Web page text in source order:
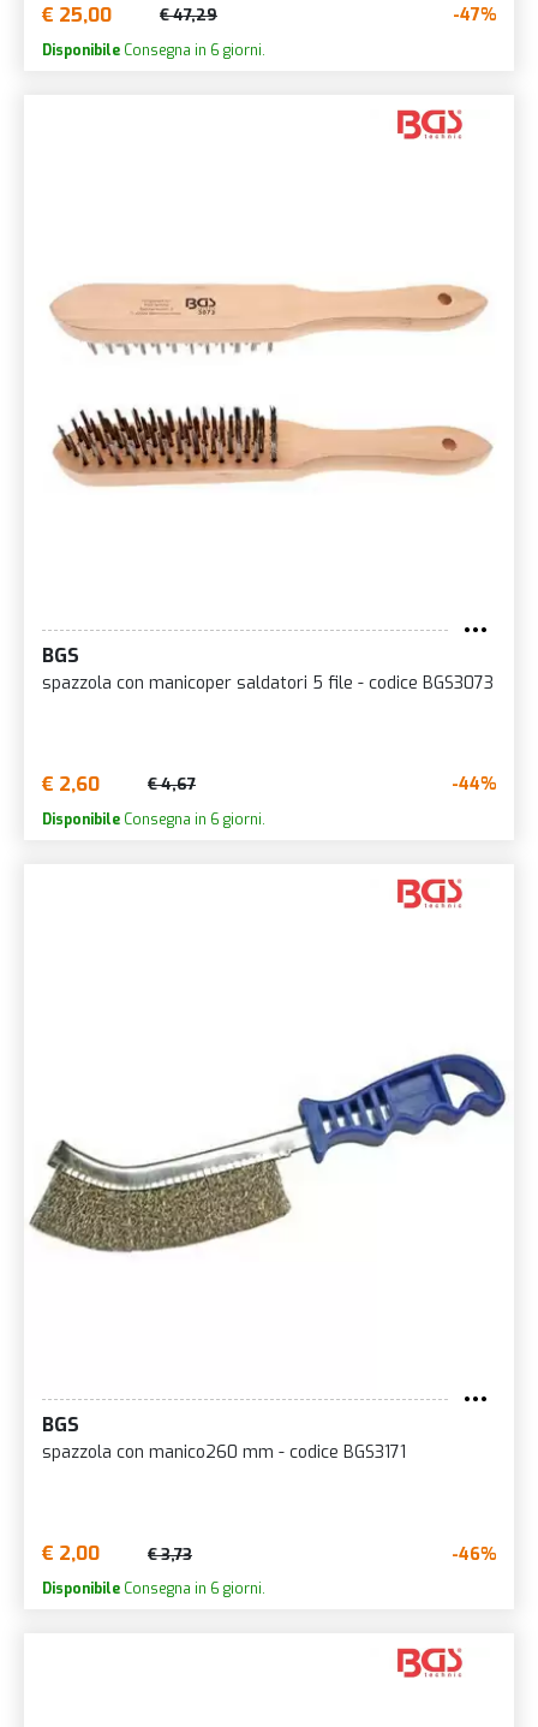
€ 25,00 € 47,29 -47%
Disponibile Consegna in 6 giorni.
BGS
spazzola con manicoper saldatori 5 file - codice BGS3073
€ 2,60 € 4,67 -44%
Disponibile Consegna in 6 giorni.
BGS
spazzola con manico260 mm - codice BGS3171
€ 2,00 € 3,73 -46%
Disponibile Consegna in 6 giorni.